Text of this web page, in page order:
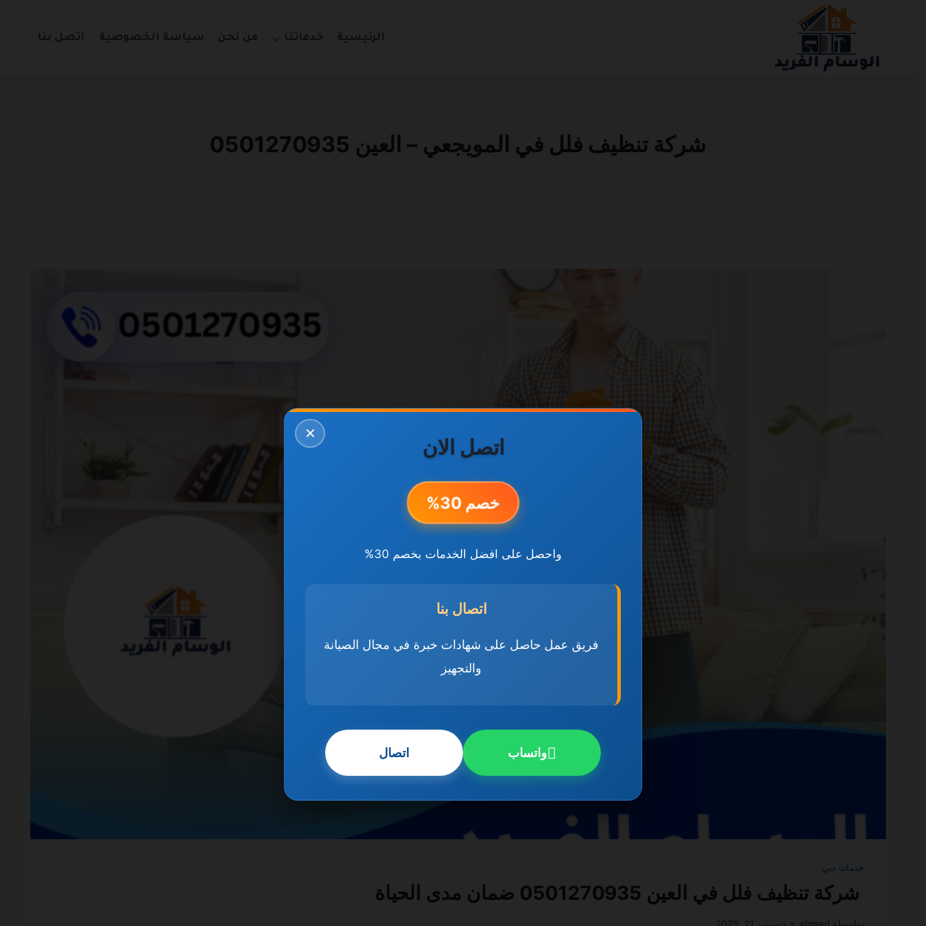
الرئيسية خدماتنا من نحن سياسة الخصوصية اتصل بنا
شركة تنظيف فلل في المويجعي – العين 0501270935
خدمات دبي
شركة تنظيف فلل في العين 0501270935 ضمان مدى الحياة
✕
اتصل الان
خصم 30%
واحصل على افضل الخدمات بخصم 30%
اتصال بنا
فريق عمل حاصل على شهادات خبرة في مجال الصيانة
والتجهيز
واتساب اتصال